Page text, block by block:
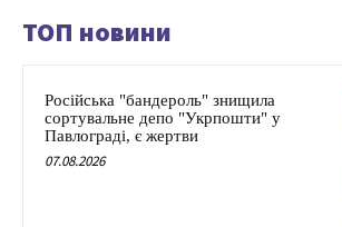
ТОП новини
Російська "бандероль" знищила
сортувальне депо "Укрпошти" у
Павлограді, є жертви
07.08.2026